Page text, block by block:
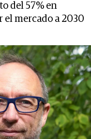
del 57% en
el mercado a 2030